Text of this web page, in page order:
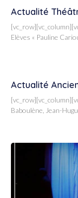
Actualité
Elèves « Pauline
Actualité
Baboulène, Jean-